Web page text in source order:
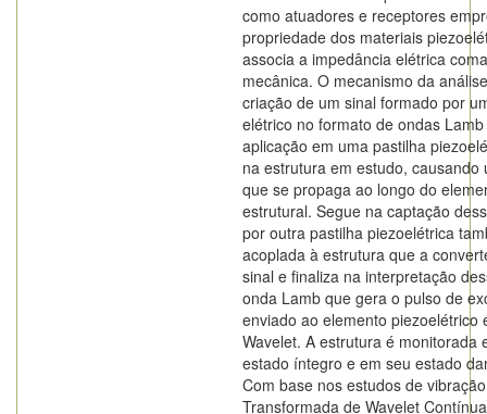
como atuadores e receptores
propriedade dos materiais
associa a impedância elétrica
mecânica. O mecanismo da
criação de um sinal formado por
elétrico no formato de ondas
aplicação em uma pastilha
na estrutura em estudo, causando
que se propaga ao longo do
estrutural. Segue na captação
por outra pastilha piezoelétrica
acoplada à estrutura que a
sinal e finaliza na interpretação
onda Lamb que gera o pulso de
enviado ao elemento piezoelétrico
Wavelet. A estrutura é monitorada
estado íntegro e em seu estado
Com base nos estudos de
Transformada de Wavelet